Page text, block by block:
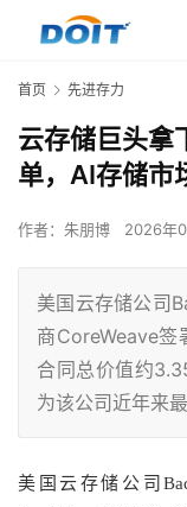
首页 先进存力
云存储巨头
单，AI存储市
作者： 朱朋博 2026年
美国云存储公司
商CoreWeave签
合同总价值约
为该公司近年来
美国云存储公司